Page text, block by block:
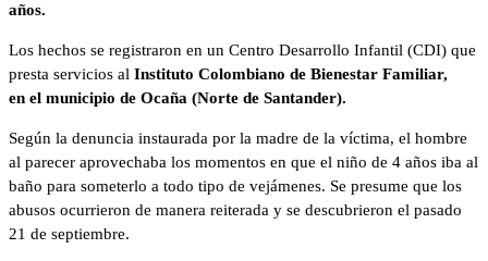
años.
Los hechos se registraron en un Centro Desarrollo Infantil (CDI) que
presta servicios al Instituto Colombiano de Bienestar Familiar,
en el municipio de Ocaña (Norte de Santander).
Según la denuncia instaurada por la madre de la víctima, el hombre
al parecer aprovechaba los momentos en que el niño de 4 años iba al
baño para someterlo a todo tipo de vejámenes. Se presume que los
abusos ocurrieron de manera reiterada y se descubrieron el pasado
21 de septiembre.